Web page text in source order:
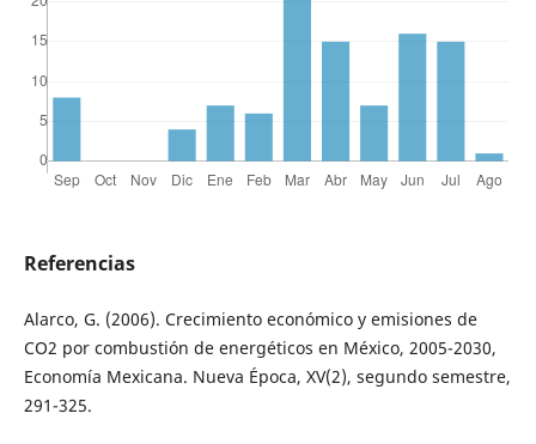
Referencias
Alarco, G. (2006). Crecimiento económico y emisiones de
CO2 por combustión de energéticos en México, 2005-2030,
Economía Mexicana. Nueva Época, XV(2), segundo semestre,
291-325.